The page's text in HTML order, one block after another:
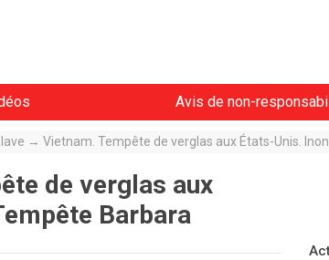
Avis de non-
→ Vietnam. Tempête de verglas aux États-Unis.
de verglas aux
Barbara